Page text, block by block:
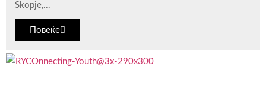
Skopje,...
Повеќе